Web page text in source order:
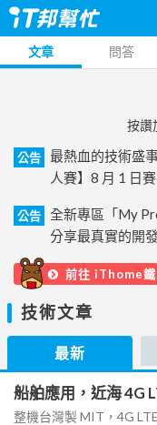
文章 問答
按讚
公告
最熱血的技術盛
人賽】8 月 1 日
公告
全新專區「My
分享最真實的開
前往 iThome鐵
技術文章
最新
船舶應用，近海 4G
整機台灣製 MIT，4G